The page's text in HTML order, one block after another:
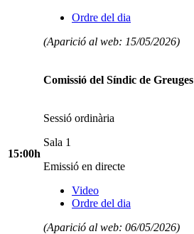
Ordre del dia
(Aparició al web: 15/05/2026)
15:00h
Comissió del Síndic de Greuges
Sessió ordinària
Sala 1
Emissió en directe
Video
Ordre del dia
(Aparició al web: 06/05/2026)